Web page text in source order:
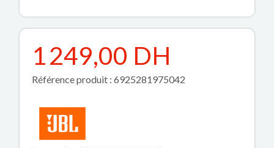
1 249,00 DH
Référence produit : 6925281975042